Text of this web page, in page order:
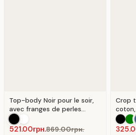
Top-body Noir pour le soir,
avec franges de perles
argentées.
521.00грн.869.00грн.
Crop